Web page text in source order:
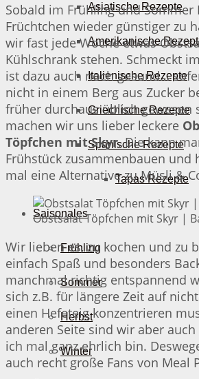
Asiatische Rezepte
Amerikanische
Italienische Rezepte
Griechische Rezepte
Spanische Rezepte
Tapas Rezepte
Saisonales
Frühling
Sommer
Herbst
Winter
Sobald im Frühling und Sommer
Früchtchen wieder günstiger zu
wir fast jede Woche etwas
Kühlschrank stehen. Schmeckt
ist dazu auch noch gesund…
nicht in einem Berg aus Zucker
früher durchaus üblich gewesen
machen wir uns lieber leckere
Töpfchen mit Skyr. Die kann
Frühstück zusammenbauen und
mal eine Alternative zu Müsli &
Obstsalat Töpfchen mit Skyr |
Wir lieben es, zu kochen und zu
einfach Spaß und besonders
manchmal richtig entspannend
sich z.B. für längere Zeit auf
einen Hefeteig konzentrieren
anderen Seite sind wir aber
ich mal ganz ehrlich bin.
auch recht große Fans von Meal